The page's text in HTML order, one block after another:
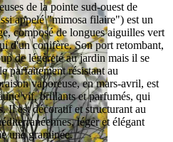
de la pointe sud-ouest de
appelé "mimosa filaire") est un
composé de longues aiguilles vert
d'un conifère. Son port retombant,
de légèreté au jardin mais il se
parfaitement résistant au
vaporeuse, en mars-avril, est
vif, brillants et parfumés, qui
Il est décoratif et structurant au
léger et élégant
une graminée.